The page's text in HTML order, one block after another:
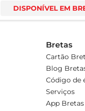
DISPONÍVEL EM
Bretas
Cartão
Blog
Código de
Serviços
App Bretas